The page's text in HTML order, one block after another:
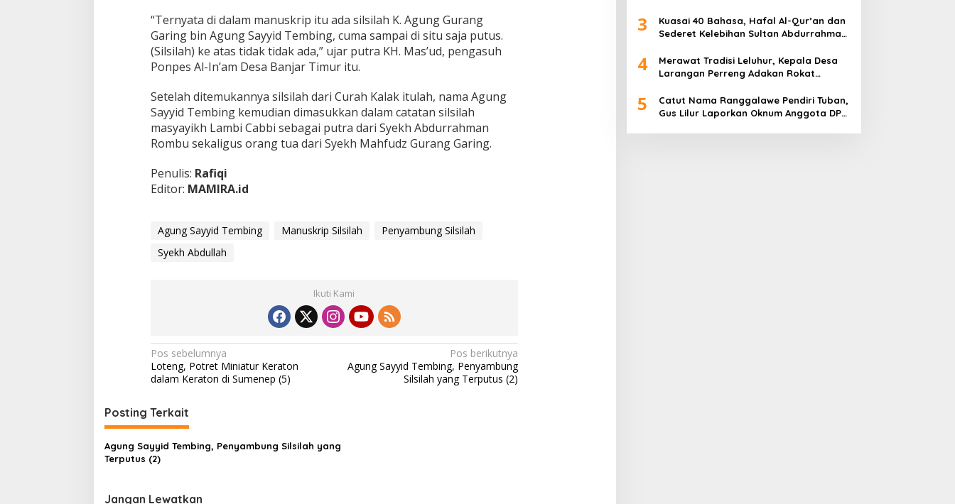
“Ternyata di dalam manuskrip itu ada silsilah K. Agung Gurang
Garing bin Agung Sayyid Tembing, cuma sampai di situ saja putus.
(Silsilah) ke atas tidak tidak ada,” ujar putra KH. Mas’ud, pengasuh
Ponpes Al-In’am Desa Banjar Timur itu.
Setelah ditemukannya silsilah dari Curah Kalak itulah, nama Agung
Sayyid Tembing kemudian dimasukkan dalam catatan silsilah
masyayikh Lambi Cabbi sebagai putra dari Syekh Abdurrahman
Rombu sekaligus orang tua dari Syekh Mahfudz Gurang Garing.
Penulis: Rafiqi
Editor: MAMIRA.id
Agung Sayyid Tembing Manuskrip Silsilah
Penyambung Silsilah
Syekh Abdullah
Ikuti Kami
N
a
i
g
a
i
Pos sebelumnya
Loteng, Potret Miniatur Keraton
dalam Keraton di Sumenep (5)
Pos berikutnya
Agung Sayyid Tembing, Penyambung
Silsilah yang Terputus (2)
Posting Terkait
Agung Sayyid Tembing, Penyambung Silsilah yang
Terputus (2)
Jangan Lewatkan
3
Kuasai 40 Bahasa, Hafal Al-Qur’an dan
Sederet Kelebihan Sultan Abdurrahman
4
Merawat Tradisi Leluhur, Kepala Desa
Larangan Perreng Adakan Rokat
5
Catut Nama Ranggalawe Pendiri Tuban,
Gus Lilur Laporkan Oknum Anggota DPR